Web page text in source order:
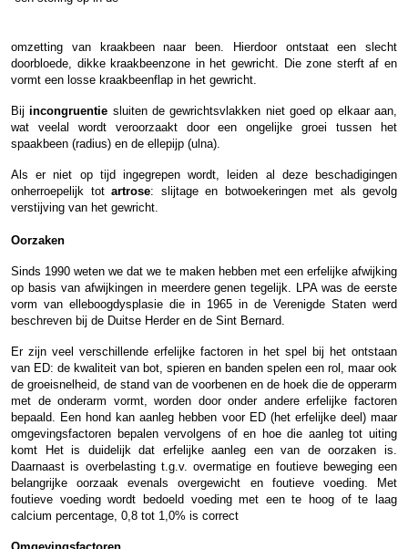
omzetting van kraakbeen naar been. Hierdoor ontstaat een slecht
doorbloede, dikke kraakbeenzone in het gewricht. Die zone sterft af en
vormt een losse kraakbeenflap in het gewricht.
Bijincongruentie sluiten de gewrichtsvlakken niet goed op elkaar aan,
wat veelal wordt veroorzaakt door een ongelijke groei tussen het
spaakbeen (radius) en de ellepijp (ulna).
Als er niet op tijd ingegrepen wordt, leiden al deze beschadigingen
onherroepelijk tot artrose: slijtage en botwoekeringen met als gevolg
verstijving van het gewricht.
Oorzaken
Sinds 1990 weten we dat we te maken hebben met een erfelijke afwijking
op basis van afwijkingen in meerdere genen tegelijk. LPA was de eerste
vorm van elleboogdysplasie die in 1965 in de Verenigde Staten werd
beschreven bij de Duitse Herder en de Sint Bernard.
Er zijn veel verschillende erfelijke factoren in het spel bij het ontstaan
van ED: de kwaliteit van bot, spieren en banden spelen een rol, maar ook
de groeisnelheid, de stand van de voorbenen en de hoek die de opperarm
met de onderarm vormt, worden door onder andere erfelijke factoren
bepaald. Een hond kan aanleg hebben voor ED (het erfelijke deel) maar
omgevingsfactoren bepalen vervolgens of en hoe die aanleg tot uiting
komt Het is duidelijk dat erfelijke aanleg een van de oorzaken is.
Daarnaast is overbelasting t.g.v. overmatige en foutieve beweging een
belangrijke oorzaak evenals overgewicht en foutieve voeding. Met
foutieve voeding wordt bedoeld voeding met een te hoog of te laag
calcium percentage, 0,8 tot 1,0% is correct